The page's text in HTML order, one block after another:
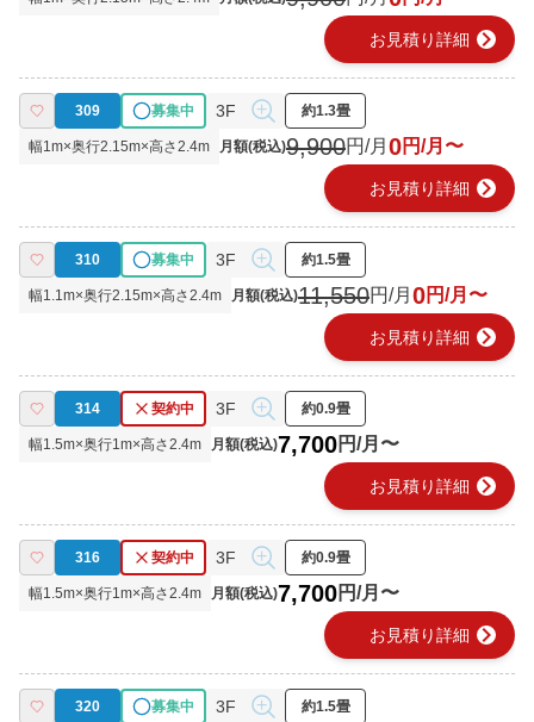
お見積り詳細 chevron_right
309 募集中 3F 約1.3畳
幅1m×奥行2.15m×高さ2.4m 月額(税込)9,900円/月 0円/月〜
お見積り詳細 chevron_right
310 募集中 3F 約1.5畳
幅1.1m×奥行2.15m×高さ2.4m 月額(税込)11,550円/月 0円/月〜
お見積り詳細 chevron_right
314 契約中 3F 約0.9畳
幅1.5m×奥行1m×高さ2.4m 月額(税込)7,700円/月〜
お見積り詳細 chevron_right
316 契約中 3F 約0.9畳
幅1.5m×奥行1m×高さ2.4m 月額(税込)7,700円/月〜
お見積り詳細 chevron_right
320 募集中 3F 約1.5畳